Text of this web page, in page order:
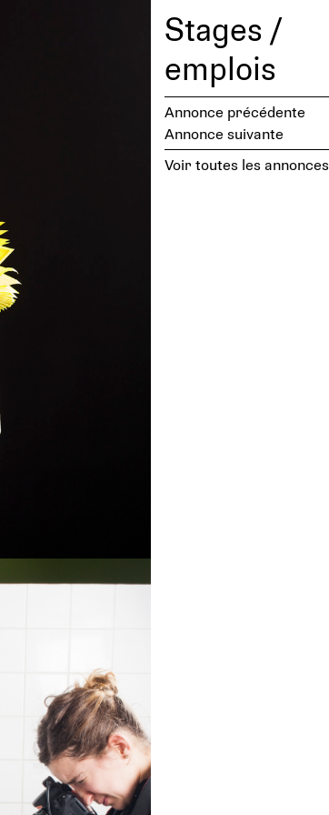
Stages /
emplois
Annonce précédente
Annonce suivante
Voir toutes les annonces